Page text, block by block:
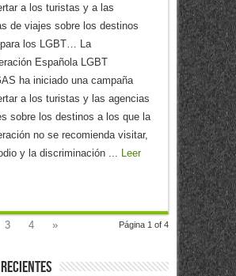
a los turistas y a las
de viajes sobre los destinos
los LGBT… La
Española LGBT
ha iniciado una campaña
a los turistas y las agencias
sobre los destinos a los que la
no se recomienda visitar,
y la discriminación ...
Leer
Página 1 of 4
3 4 »